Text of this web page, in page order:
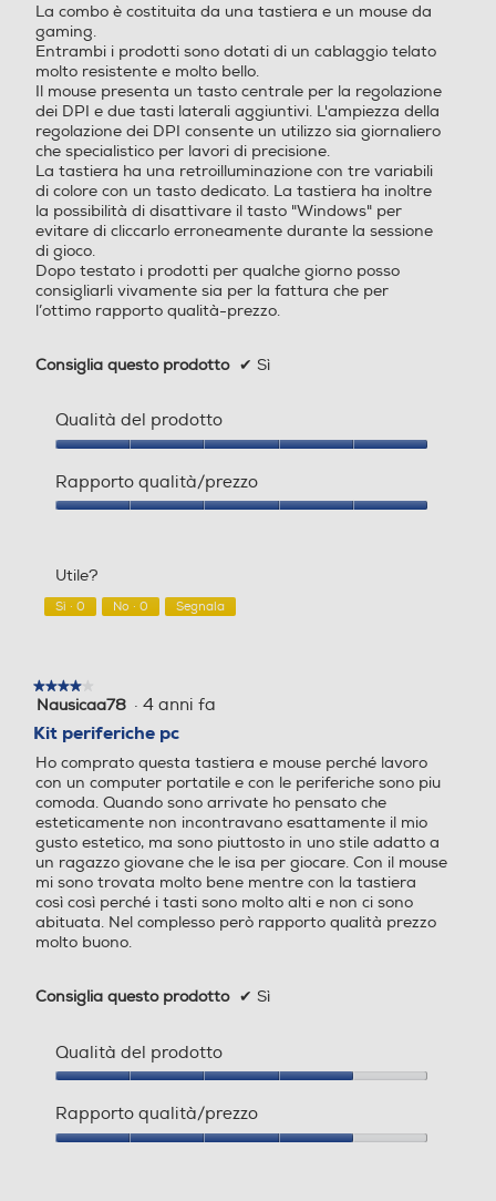
stelle.
La combo è costituita da una tastiera e un mouse da
gaming.
Entrambi i prodotti sono dotati di un cablaggio telato
molto resistente e molto bello.
Il mouse presenta un tasto centrale per la regolazione
dei DPI e due tasti laterali aggiuntivi. L'ampiezza della
regolazione dei DPI consente un utilizzo sia giornaliero
che specialistico per lavori di precisione.
La tastiera ha una retroilluminazione con tre variabili
di colore con un tasto dedicato. La tastiera ha inoltre
la possibilità di disattivare il tasto "Windows" per
evitare di cliccarlo erroneamente durante la sessione
di gioco.
Dopo testato i prodotti per qualche giorno posso
consigliarli vivamente sia per la fattura che per
l’ottimo rapporto qualità-prezzo.
Consiglia questo prodotto ✔ Sì
Qualità del prodotto
del
prodotto,
Rapporto qualità/prezzo
su
5
Utile?
Sì · 0 No · 0 Segnala
★★★★★
★★★★★
4
5
stelle.
Nausicaa78 · 4 anni fa
Kit periferiche pc
Ho comprato questa tastiera e mouse perché lavoro
con un computer portatile e con le periferiche sono piu
comoda. Quando sono arrivate ho pensato che
esteticamente non incontravano esattamente il mio
gusto estetico, ma sono piuttosto in uno stile adatto a
un ragazzo giovane che le isa per giocare. Con il mouse
mi sono trovata molto bene mentre con la tastiera
così così perché i tasti sono molto alti e non ci sono
abituata. Nel complesso però rapporto qualità prezzo
molto buono.
Consiglia questo prodotto ✔ Sì
Qualità del prodotto
del
prodotto,
Rapporto qualità/prezzo